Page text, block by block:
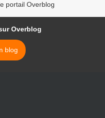
portail Overblog
Overblog
blog